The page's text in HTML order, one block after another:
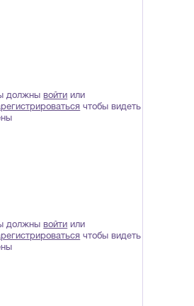
должнывойти или
чтобы видеть
должнывойти или
чтобы видеть